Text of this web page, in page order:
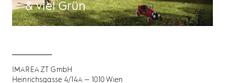
& viel Grün
IMAREA ZT GmbH
Heinrichsgasse 4/14A — 1010 Wien